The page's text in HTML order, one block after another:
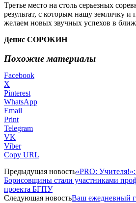
Третье место на столь серьезных
результат, с которым нашу землячку и
желаем новых звучных успехов в
Денис СОРОКИН
Похожие материалы
Facebook
X
Pinterest
WhatsApp
Email
Print
Telegram
VK
Viber
Copy URL
Предыдущая новость«PRO:
Борисовщины стали участниками
проекта БГПУ
Следующая новостьВаш ежедневный